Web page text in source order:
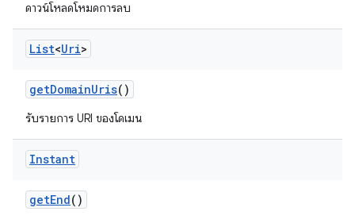
ดาวน์โหลดโหมดการลบ
List<Uri>
getDomainUris()
รับรายการ URI ของโดเมน
Instant
getEnd()